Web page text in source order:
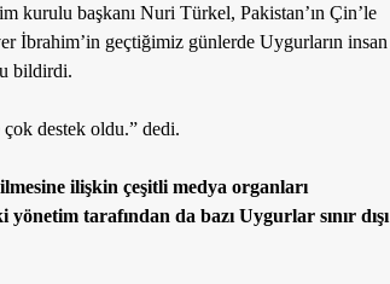
kurulu başkanı Nuri Türkel, Pakistan’ın Çin’le
İbrahim’in geçtiğimiz günlerde Uygurların insan
bildirdi.
destek oldu.” dedi.
ilişkin çeşitli medya organları
tarafından da bazı Uygurlar sınır dışı